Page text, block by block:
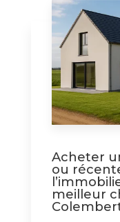
Acheter
ou
meilleur